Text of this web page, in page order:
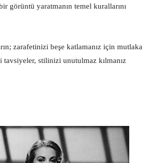
görüntü yaratmanın temel kurallarını
zarafetinizi beşe katlamanız için mutlaka
stilinizi unutulmaz kılmanız